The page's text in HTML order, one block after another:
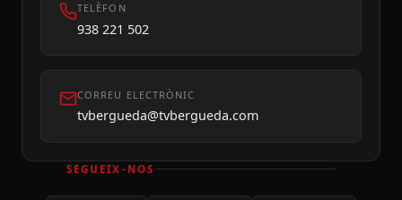
TELÈFON
938 221 502
CORREU ELECTRÒNIC
tvbergueda@tvbergueda.com
SEGUEIX-NOS